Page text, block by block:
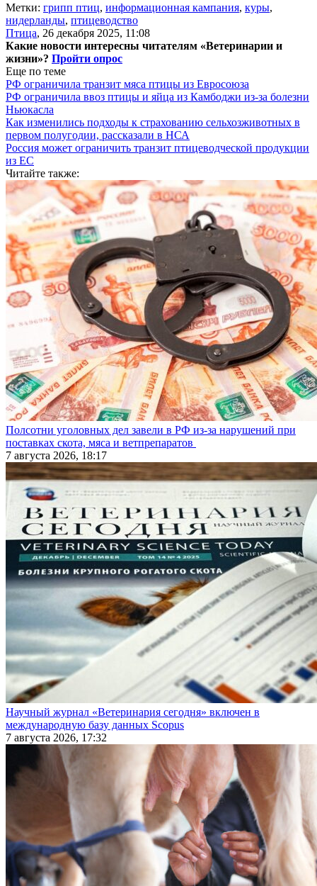
Метки: грипп птиц, информационная кампания, куры,
нидерланды, птицеводство
Птица, 26 декабря 2025, 11:08
Какие новости интересны читателям «Ветеринарии и
жизни»? Пройти опрос
Еще по теме
РФ ограничила транзит мяса птицы из Евросоюза
РФ ограничила ввоз птицы и яйца из Камбоджи из-за болезни
Ньюкасла
Как изменились подходы к страхованию сельхозживотных в
первом полугодии, рассказали в НСА
Россия может ограничить транзит птицеводческой продукции
из ЕС
Читайте также:
Полсотни уголовных дел завели в РФ из-за нарушений при
поставках скота, мяса и ветпрепаратов
7 августа 2026, 18:17
Научный журнал «Ветеринария сегодня» включен в
международную базу данных Scopus
7 августа 2026, 17:32